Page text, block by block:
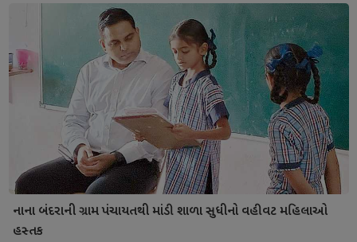
નાના બંદરાની ગ્રામ પંચાયતથી માંડી શાળા સુધીનો વહીવટ મહિલાઓ
હસ્તક